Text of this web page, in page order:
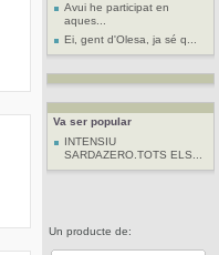
Avui he participat en
aques...
Ei, gent d'Olesa, ja sé q...
Va ser popular
INTENSIU
SARDAZERO.TOTS ELS...
Un producte de: